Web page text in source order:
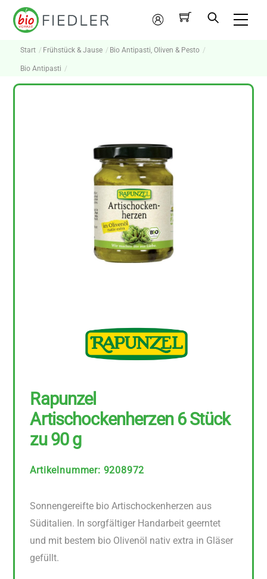
Skip
Mein
Konto
Start Frühstück & Jause Bio Antipasti, Oliven & Pesto
Bio Antipasti
Rapunzel
Artischockenherzen 6 Stück
zu 90 g
Artikelnummer: 9208972
Sonnengereifte bio Artischockenherzen aus
Süditalien. In sorgfältiger Handarbeit geerntet
und mit bestem bio Olivenöl nativ extra in Gläser
gefüllt.